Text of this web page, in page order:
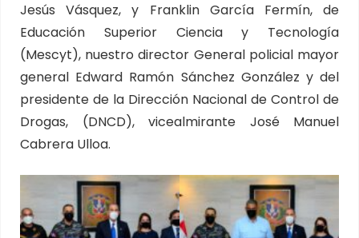
Jesús Vásquez, y Franklin García Fermín, de
Educación Superior Ciencia y Tecnología
(Mescyt), nuestro director General policial mayor
general Edward Ramón Sánchez González y del
presidente de la Dirección Nacional de Control de
Drogas, (DNCD), vicealmirante José Manuel
Cabrera Ulloa.